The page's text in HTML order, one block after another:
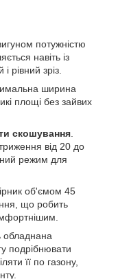
потужністю
навіть із
рівний зріз.
ширина
площі без зайвих
скошування
від 20 до
режим для
об'ємом 45
що робить
обладнана
подрібнювати
її по газону,